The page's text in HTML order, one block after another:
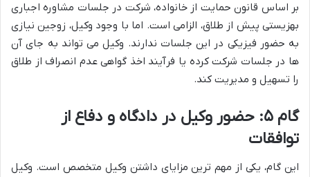
بر اساس قانون حمایت از خانواده، شرکت در جلسات مشاوره اجباری
بهزیستی پیش از طلاق، الزامی است. اما با وجود وکیل، زوجین نیازی
به حضور فیزیکی در این جلسات ندارند. وکیل می تواند به جای آن
ها در جلسات شرکت کرده یا فرآیند اخذ گواهی عدم انصراف از طلاق
را تسهیل و مدیریت کند.
گام ۵: حضور وکیل در دادگاه و دفاع از
توافقات
این گام، یکی از مهم ترین مزایای داشتن وکیل متخصص است. وکیل